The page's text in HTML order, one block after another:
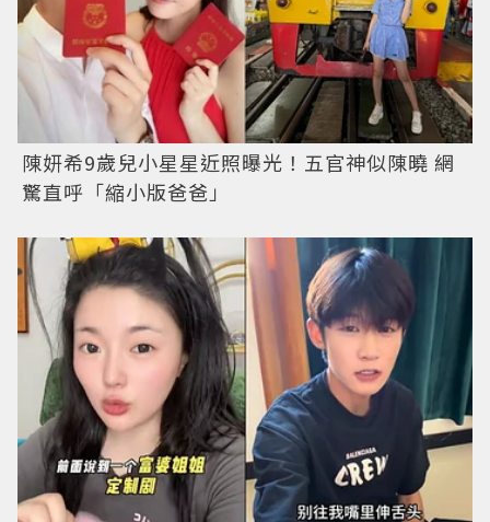
陳妍希9歲兒小星星近照曝光！五官神似陳曉 網
驚直呼「縮小版爸爸」